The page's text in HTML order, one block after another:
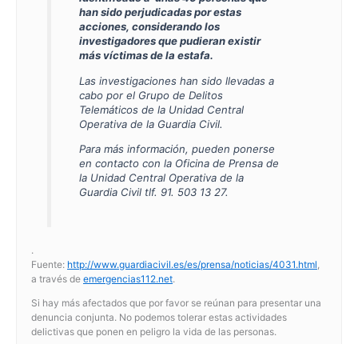
han sido perjudicadas por estas
acciones, considerando los
investigadores que pudieran existir
más víctimas de la estafa.
Las investigaciones han sido llevadas a
cabo por el Grupo de Delitos
Telemáticos de la Unidad Central
Operativa de la Guardia Civil.
Para más información, pueden ponerse
en contacto con la Oficina de Prensa de
la Unidad Central Operativa de la
Guardia Civil tlf. 91. 503 13 27.
.
Fuente: http://www.guardiacivil.es/es/prensa/noticias/4031.html
a través de emergencias112.net.
Si hay más afectados que por favor se reúnan para presentar una
denuncia conjunta. No podemos tolerar estas actividades
delictivas que ponen en peligro la vida de las personas.